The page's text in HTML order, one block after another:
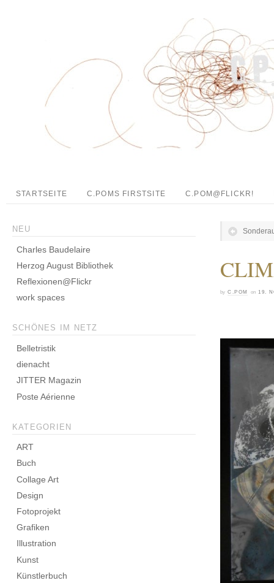
STARTSEITE C.POMS FIRSTSITE C.POM@FLICKR!
by C.POM on 19.
NEU
Charles Baudelaire
Herzog August Bibliothek
Reflexionen@Flickr
work spaces
SCHÖNES IM NETZ
Belletristik
dienacht
JITTER Magazin
Poste Aérienne
KATEGORIEN
ART
Buch
Collage Art
Design
Fotoprojekt
Grafiken
Illustration
Kunst
Künstlerbuch